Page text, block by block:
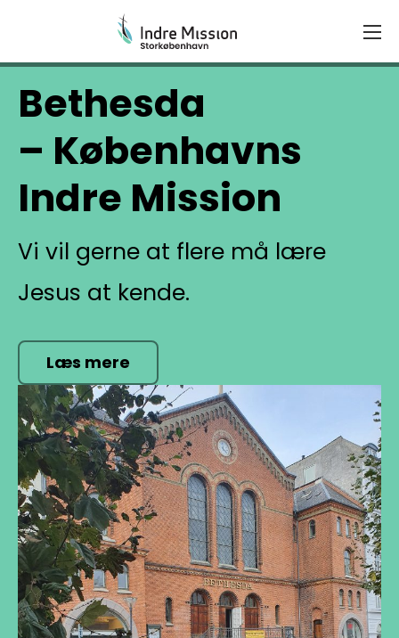
indhold
Bethesda
– Københavns
Indre Mission
Vi vil gerne at flere må lære
Jesus at kende.
Læs mere